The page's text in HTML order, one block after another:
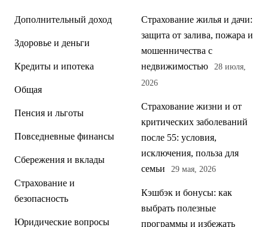
Дополнительный доход
Здоровье и деньги
Кредиты и ипотека
Общая
Пенсия и льготы
Повседневные финансы
Сбережения и вклады
Страхование и
безопасность
Юридические вопросы
Страхование жилья и дачи:
защита от залива, пожара и
мошенничества с
недвижимостью
28 июля,
2026
Страхование жизни и от
критических заболеваний
после 55: условия,
исключения, польза для
семьи
29 мая, 2026
Кэшбэк и бонусы: как
выбрать полезные
программы и избежать